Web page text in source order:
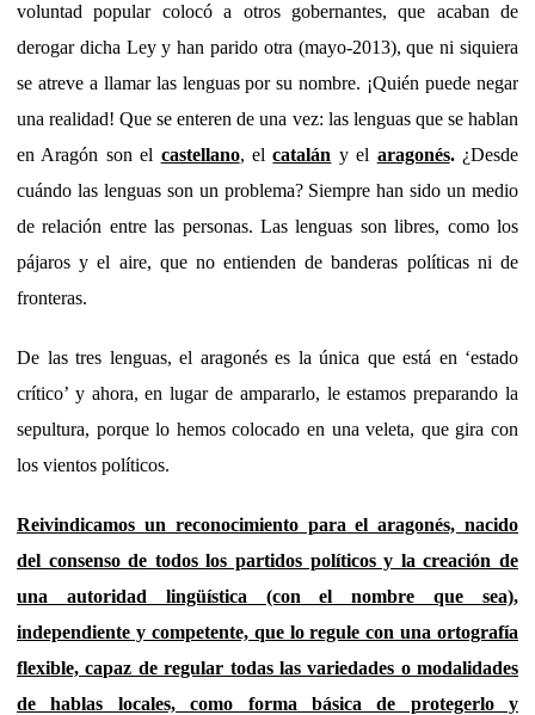
voluntad popular colocó a otros gobernantes, que acaban de
derogar dicha Ley y han parido otra (mayo-2013), que ni siquiera
se atreve a llamar las lenguas por su nombre. ¡Quién puede negar
una realidad! Que se enteren de una vez: las lenguas que se hablan
en Aragón son el castellano, elcatalán y el aragonés. ¿Desde
cuándo las lenguas son un problema? Siempre han sido un medio
de relación entre las personas. Las lenguas son libres, como los
pájaros y el aire, que no entienden de banderas políticas ni de
fronteras.
De las tres lenguas, el aragonés es la única que está en ‘estado
crítico’ y ahora, en lugar de ampararlo, le estamos preparando la
sepultura, porque lo hemos colocado en una veleta, que gira con
los vientos políticos.
Reivindicamos un reconocimiento para el aragonés, nacido
del consenso de todos los partidos políticos y la creación de
una autoridad lingüística (con el nombre que sea),
independiente y competente, que lo regule con una ortografía
flexible, capaz de regular todas las variedades o modalidades
de hablas locales, como forma básica de protegerlo y